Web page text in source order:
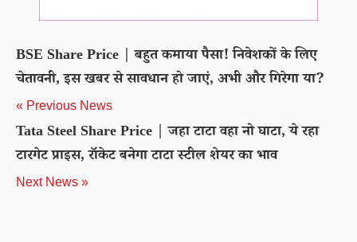
BSE Share Price | बहुत कमाया पैसा! निवेशकों के लिए
चेतावनी, इस खबर से सावधान हो जाएं, अभी और गिरेगा या?
« Previous News
Tata Steel Share Price | जहा टाटा वहा नो घाटा, ये रहा
टारगेट प्राइस, रॉकेट बनेगा टाटा स्टील शेयर का भाव
Next News »